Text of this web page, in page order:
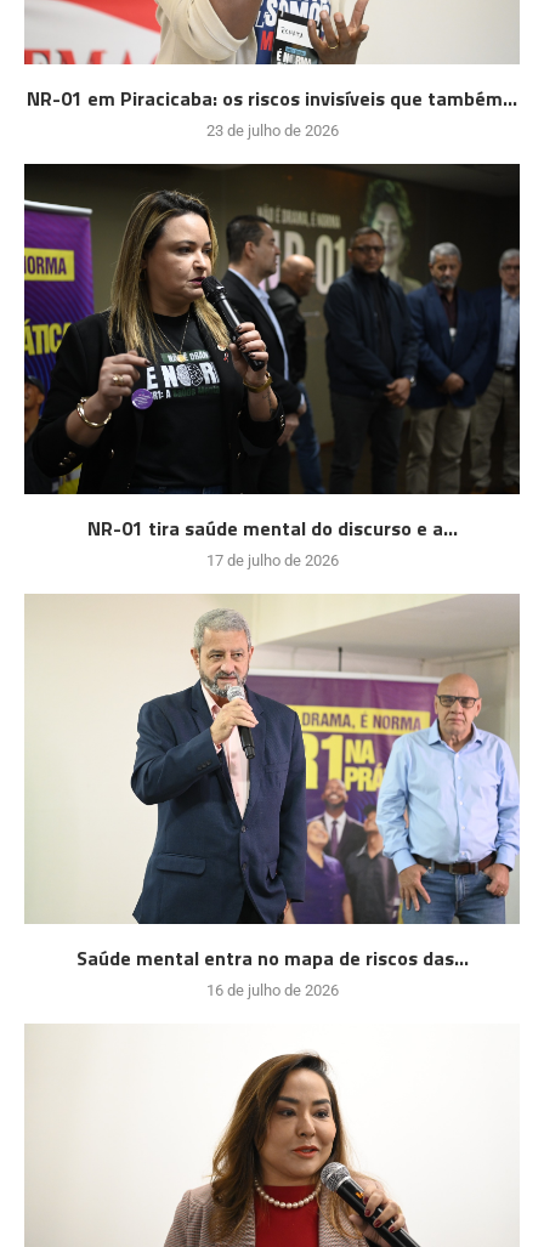
NR-01 em Piracicaba: os riscos invisíveis que também...
23 de julho de 2026
NR-01 tira saúde mental do discurso e a...
17 de julho de 2026
Saúde mental entra no mapa de riscos das...
16 de julho de 2026